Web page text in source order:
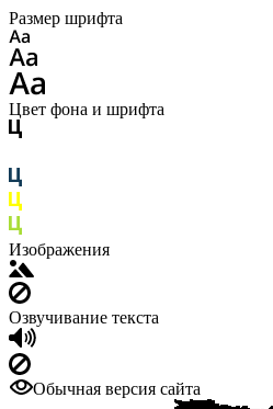
Размер шрифта
Цвет фона и шрифта
Изображения
Озвучивание текста
Обычная версия сайта